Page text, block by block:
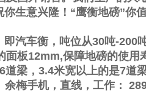
生意兴隆！“鹰衡地磅”你值
即汽车衡，吨位从30吨-200
面板12mm,保障地磅的使用
6道梁， 3.4米宽以上的是7道
余梅手机，直线 ，工作 ：